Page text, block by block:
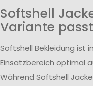
Softshell
Variante
Softshell Bekleidung ist
Einsatzbereich optimal
Während Softshell